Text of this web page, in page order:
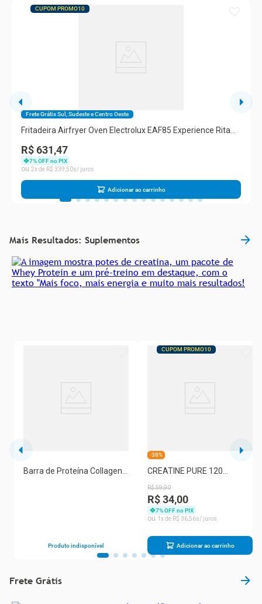
CUPOM PROMO10
Frete Grátis Sul, Sudeste e Centro Oeste
Fritadeira Airfryer Oven Electrolux EAF85 Experience Rita
R$ 631,47
7% OFF no PIX
2
R$ 339 50
Adicionar ao carrinho
Mais Resultados: Suplementos
Barra de Proteína Collagen
Produto indisponível
CUPOM PROMO10
-38%
CREATINE PURE 120
CAPSULAS DARK LAB
R$59,90
R$ 34,00
7% OFF no PIX
1
R$ 36,56
Adicionar ao carrinho
Frete Grátis